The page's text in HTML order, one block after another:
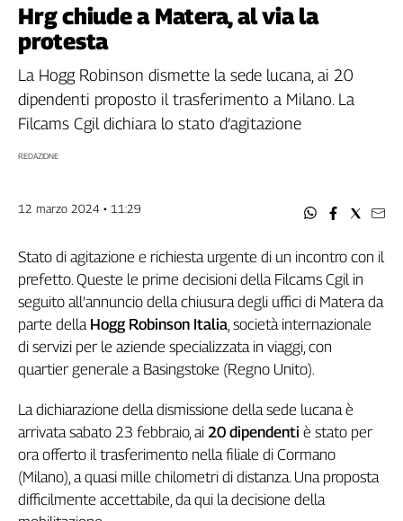
Categorie
Filcams
Filctem
Fillea
Filt
Fisac
Flc
Nidil
Slc
Spi
Inca
Caaf
G8
di
Genova,
il
sangue
Hrg chiude a Matera, al via la
protesta
La Hogg Robinson dismette la sede lucana, ai 20
dipendenti proposto il trasferimento a Milano. La
Filcams Cgil dichiara lo stato d’agitazione
REDAZIONE
12 marzo 2024 • 11:29
Stato di agitazione e richiesta urgente di un incontro con il
prefetto. Queste le prime decisioni della Filcams Cgil in
seguito all’annuncio della chiusura degli uffici di Matera da
parte della Hogg Robinson Italia, società internazionale
di servizi per le aziende specializzata in viaggi, con
quartier generale a Basingstoke (Regno Unito).
La dichiarazione della dismissione della sede lucana è
arrivata sabato 23 febbraio, ai 20 dipendenti è stato per
ora offerto il trasferimento nella filiale di Cormano
(Milano), a quasi mille chilometri di distanza. Una proposta
difficilmente accettabile, da qui la decisione della